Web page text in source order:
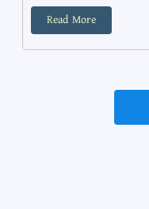
Read More